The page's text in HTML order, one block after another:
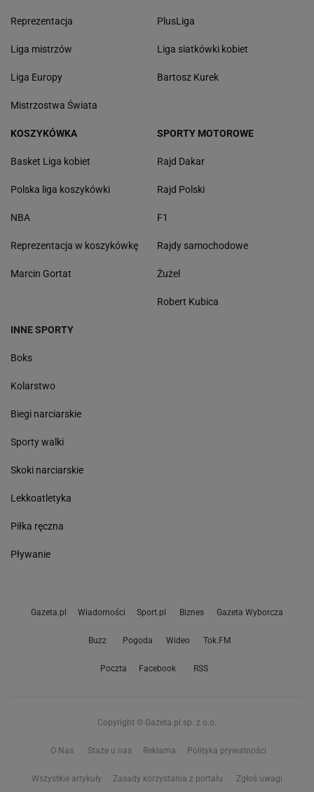
Reprezentacja
Liga mistrzów
Liga Europy
Mistrzostwa Świata
PlusLiga
Liga siatkówki kobiet
Bartosz Kurek
KOSZYKÓWKA
Basket Liga kobiet
Polska liga koszykówki
NBA
Reprezentacja w koszykówkę
Marcin Gortat
SPORTY MOTOROWE
Rajd Dakar
Rajd Polski
F1
Rajdy samochodowe
Żużel
Robert Kubica
INNE SPORTY
Boks
Kolarstwo
Biegi narciarskie
Sporty walki
Skoki narciarskie
Lekkoatletyka
Piłka ręczna
Pływanie
Gazeta.pl Wiadomości Sport.pl Biznes Gazeta Wyborcza
Buzz Pogoda Wideo Tok.FM
Poczta Facebook RSS
Copyright © Gazeta.pl sp. z o.o.
O Nas Staże u nas Reklama Polityka prywatności
Wszystkie artykuły Zasady korzystania z portalu Zgłoś uwagi